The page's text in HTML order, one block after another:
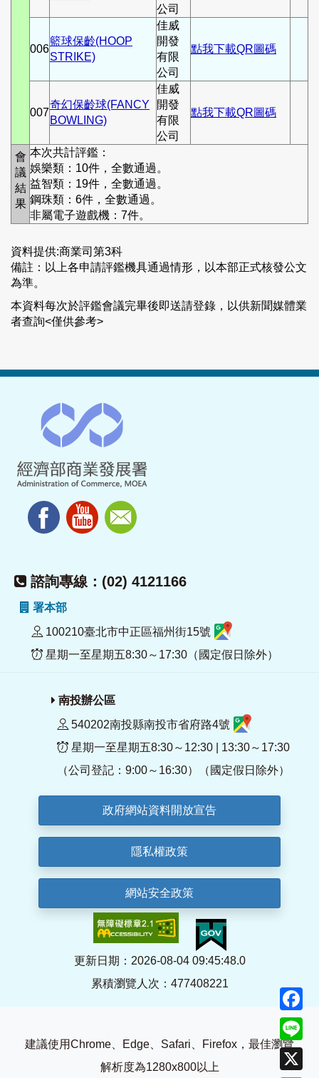
公司
006
籃球保齡(HOOP
STRIKE)
佳威
開發
有限
公司
點我下載QR圖碼
007
奇幻保齡球(FANCY
BOWLING)
佳威
開發
有限
公司
點我下載QR圖碼
會
議
結
果
本次共計評鑑：
娛樂類：10件，全數通過。
益智類：19件，全數通過。
鋼珠類：6件，全數通過。
非屬電子遊戲機：7件。
資料提供:商業司第3科
備註：以上各申請評鑑機具通過情形，以本部正式核發公文
為準。
本資料每次於評鑑會議完畢後即送請登錄，以供新聞媒體業
者查詢<僅供參考>
諮詢專線：(02) 4121166
署本部
100210臺北市中正區福州街15號
星期一至星期五8:30～17:30（國定假日除外）
南投辦公區
540202南投縣南投市省府路4號
星期一至星期五8:30～12:30 | 13:30～17:30
（公司登記：9:00～16:30）（國定假日除外）
政府網站資料開放宣告
隱私權政策
網站安全政策
更新日期：2026-08-04 09:45:48.0
累積瀏覽人次：477408221
建議使用Chrome、Edge、Safari、Firefox，最佳瀏覽
解析度為1280x800以上